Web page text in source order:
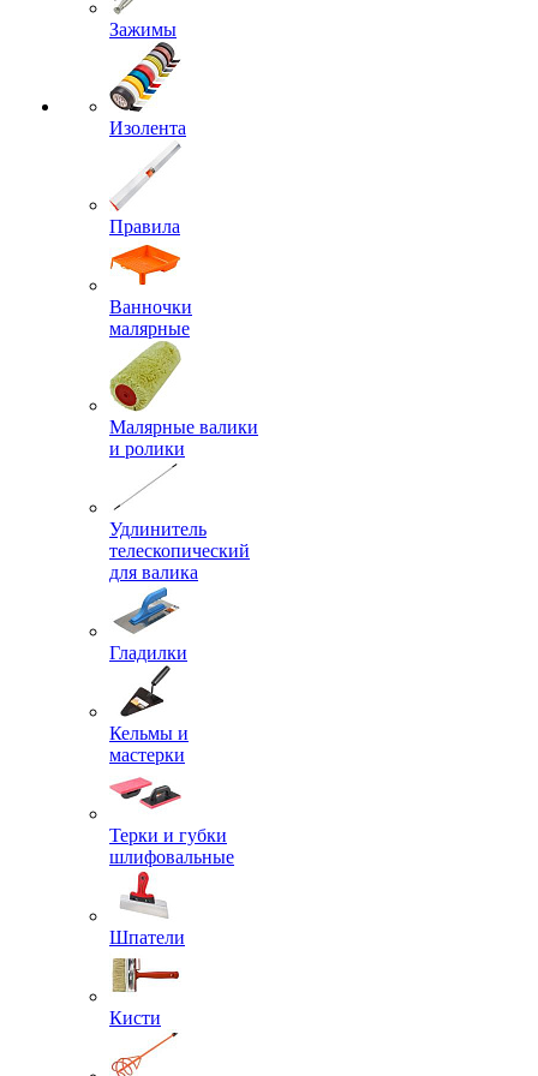
Зажимы
Изолента
Правила
Ванночки
малярные
Малярные валики
и ролики
Удлинитель
телескопический
для валика
Гладилки
Кельмы и
мастерки
Терки и губки
шлифовальные
Шпатели
Кисти